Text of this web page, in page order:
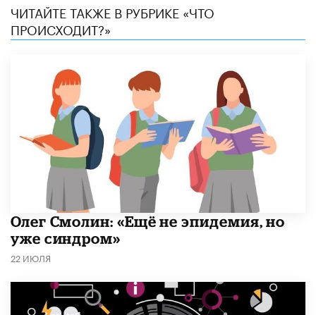
ЧИТАЙТЕ ТАКЖЕ В РУБРИКЕ «ЧТО
ПРОИСХОДИТ?»
​Олег Смолин: «Ещё не эпидемия, но
уже синдром»
22 ИЮЛЯ